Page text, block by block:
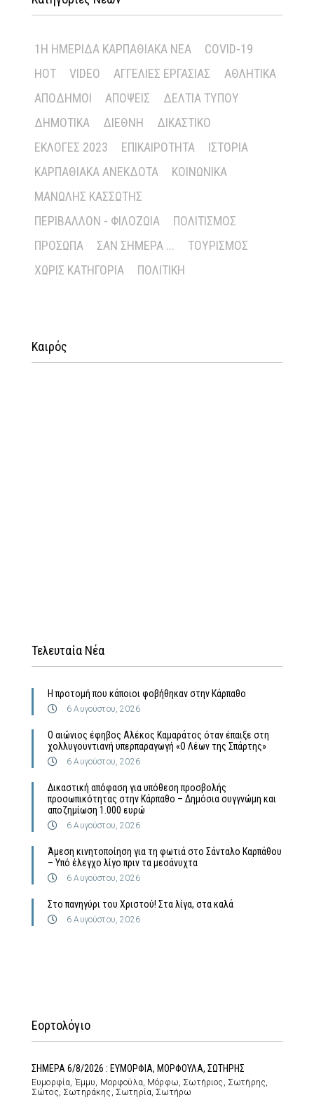
1Η ΗΜΕΡΊΔΑ ΚΑΡΠΑΘΙΑΚΆ ΝΈΑ
COVID-19
HOT
VIDEO ΑΓΓΕΛΊΕΣ ΕΡΓΑΣΊΑΣ
ΑΘΛΗΤΙΚΆ
ΑΠΌΔΗΜΟΙ
ΑΠΌΨΕΙΣ
ΔΕΛΤΊΑ ΤΎΠΟΥ
ΔΗΜΟΤΙΚΆ
ΔΙΕΘΝΉ
ΔΙΚΑΣΤΙΚΌ
ΕΚΛΟΓΈΣ 2023
ΕΠΙΚΑΙΡΌΤΗΤΑ
ΙΣΤΟΡΊΑ
ΚΑΡΠΑΘΙΑΚΆ ΑΝΈΚΔΟΤΑ
ΚΟΙΝΩΝΙΚΆ
ΜΑΝΏΛΗΣ ΚΑΣΣΏΤΗΣ
ΠΕΡΙΒΆΛΛΟΝ - ΦΙΛΟΖΩΊΑ
ΠΟΛΙΤΙΣΜΌΣ
ΠΡΌΣΩΠΑ
ΣΑΝ ΣΉΜΕΡΑ ...
ΤΟΥΡΙΣΜΌΣ
ΧΩΡΊΣ ΚΑΤΗΓΟΡΊΑ
ΠΟΛΙΤΙΚΉ
Καιρός
Τελευταία Νέα
Η προτομή που κάποιοι φοβήθηκαν στην Κάρπαθο
6 Αυγούστου, 2026
Ο αιώνιος έφηβος Αλέκος Καμαράτος όταν έπαιξε στη
χολλυγουντιανή υπερπαραγωγή «Ο Λέων της Σπάρτης»
6 Αυγούστου, 2026
Δικαστική απόφαση για υπόθεση προσβολής
προσωπικότητας στην Κάρπαθο – Δημόσια συγγνώμη και
αποζημίωση 1.000 ευρώ
6 Αυγούστου, 2026
Άμεση κινητοποίηση για τη φωτιά στο Σάνταλο Καρπάθου
– Υπό έλεγχο λίγο πριν τα μεσάνυχτα
6 Αυγούστου, 2026
Στο πανηγύρι του Χριστού! Στα λίγα, στα καλά
6 Αυγούστου, 2026
Εορτολόγιο
ΣΗΜΕΡΑ 6/8/2026 : ΕΥΜΟΡΦΙΑ, ΜΟΡΦΟΥΛΑ, ΣΩΤΗΡΗΣ
Ευμορφία, Έμμυ, Μορφούλα, Μόρφω, Σωτήριος, Σωτήρης,
Σώτος, Σωτηράκης, Σωτηρία, Σωτήρω